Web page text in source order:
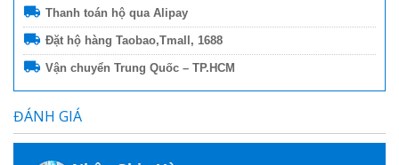
Thanh toán hộ qua Alipay
Đặt hộ hàng Taobao,Tmall, 1688
Vận chuyển Trung Quốc – TP.HCM
ĐÁNH GIÁ